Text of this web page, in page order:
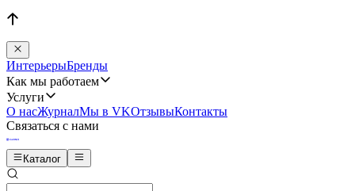
ИнтерьерыБренды
Как мы работаем
Услуги
О насЖурналМы в VKОтзывыКонтакты
Связаться с нами
Каталог